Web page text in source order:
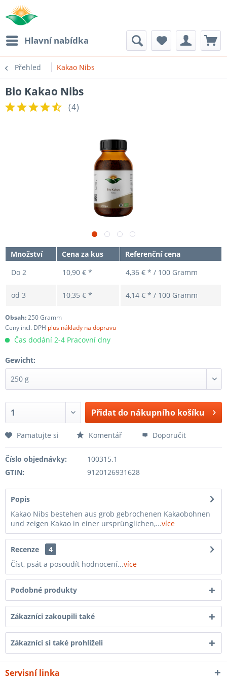
Hlavní nabídka
Přehled Kakao Nibs
Bio Kakao Nibs
(4)
Množství Cena za kus
Referenční cena
Do 2 10,90 € * 4,36 € * / 100 Gramm
od 3 10,35 € * 4,14 € * / 100 Gramm
Obsah:250 Gramm
Ceny incl. DPH plus náklady na dopravu
Čas dodání 2-4 Pracovní dny
Gewicht:
Přidat do nákupního košíku
Pamatujte si Komentář Doporučit
Číslo objednávky:
100315.1
GTIN:
9120126931628
Popis
Kakao Nibs bestehen aus grob gebrochenen Kakaobohnen
und zeigen Kakao in einer ursprünglichen,...více
Recenze
4
Číst, psát a posoudít hodnocení...více
Podobné produkty
Zákazníci zakoupili také
Zákazníci si také prohlíželi
Servisní linka